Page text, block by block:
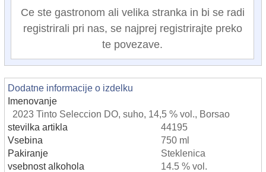
Ce ste gastronom ali velika stranka in bi se radi
registrirali pri nas, se najprej registrirajte preko
te povezave.
Dodatne informacije o izdelku
Imenovanje
2023 Tinto Seleccion DO, suho, 14,5 % vol., Borsao
stevilka artikla
44195
Vsebina
750 ml
Pakiranje
Steklenica
vsebnost alkohola
14.5 % vol.